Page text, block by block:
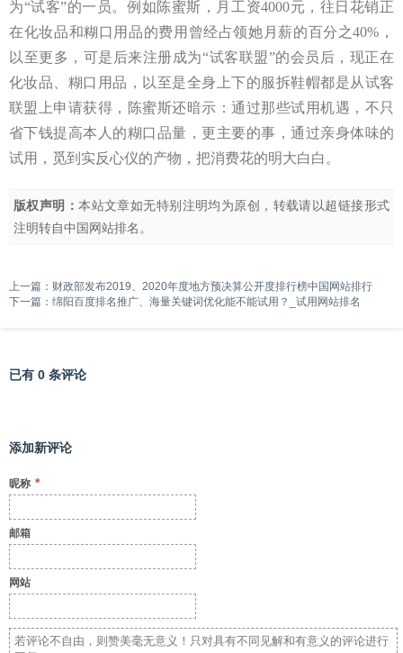
为“试客”的一员。例如陈蜜斯，月工资4000元，往日花销正
在化妆品和糊口用品的费用曾经占领她月薪的百分之40%，
以至更多，可是后来注册成为“试客联盟”的会员后，现正在
化妆品、糊口用品，以至是全身上下的服拆鞋帽都是从试客
联盟上申请获得，陈蜜斯还暗示：通过那些试用机遇，不只
省下钱提高本人的糊口品量，更主要的事，通过亲身体味的
试用，觅到实反心仪的产物，把消费花的明大白白。
版权声明：本站文章如无特别注明均为原创，转载请以超链接形式
注明转自中国网站排名 。
上一篇： 财政部发布2019、2020年度地方预决算公开度排行榜中国网站排行
下一篇： 绵阳百度排名推广、海量关键词优化能不能试用？_试用网站排名
已有 0 条评论
添加新评论
昵称 *
邮箱
网站